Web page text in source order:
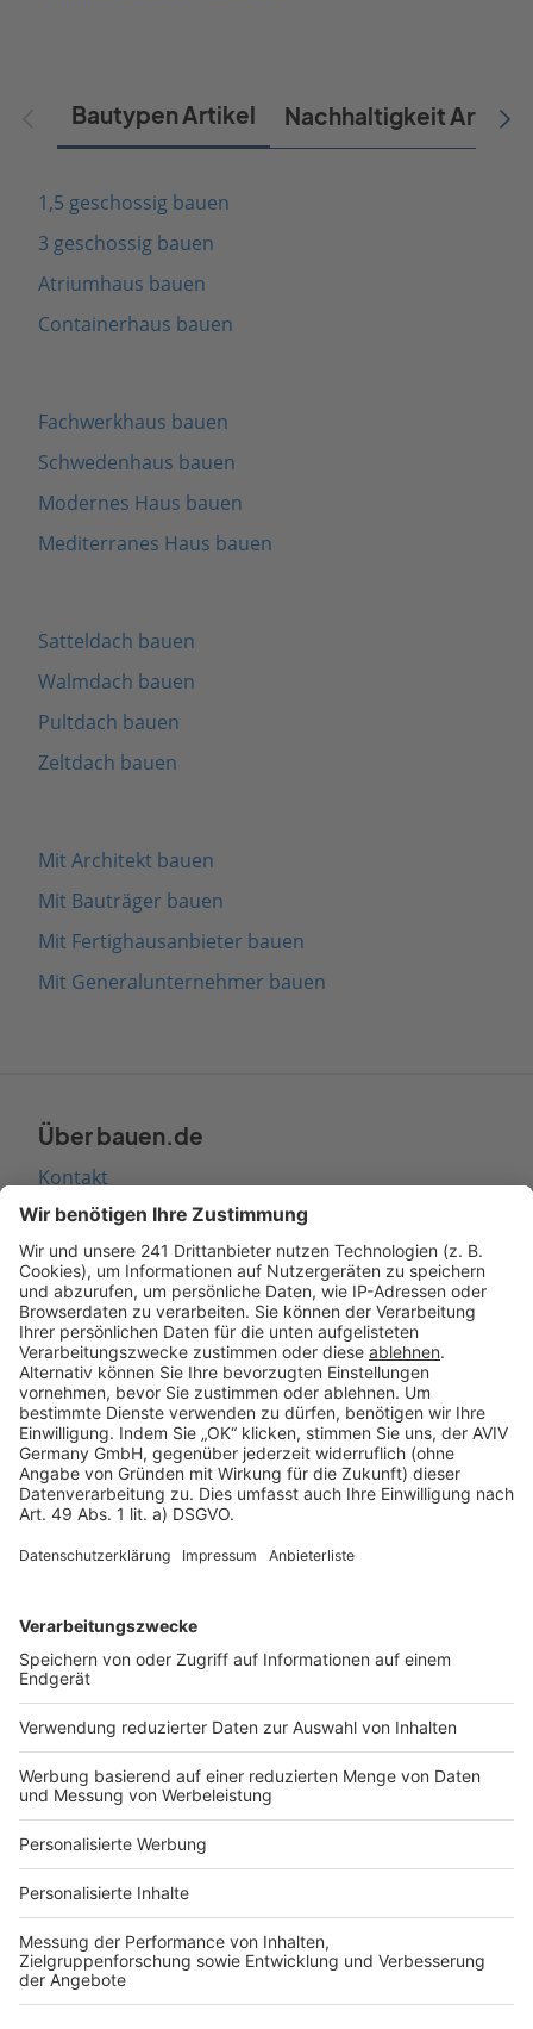
Bautypen Artikel Nachhaltigkeit Artikel
1,5 geschossig bauen
3 geschossig bauen
Atriumhaus bauen
Containerhaus bauen
Fachwerkhaus bauen
Schwedenhaus bauen
Modernes Haus bauen
Mediterranes Haus bauen
Satteldach bauen
Walmdach bauen
Pultdach bauen
Zeltdach bauen
Mit Architekt bauen
Mit Bauträger bauen
Mit Fertighausanbieter bauen
Mit Generalunternehmer bauen
Über bauen.de
Kontakt
Seitenaufbau
Barrierefreiheit
Cookie Einstellungen
Rechtliches
AGB-Übersicht
Datenschutz
Impressum
Services
Bauprojekt-Quiz
Häuser-Suche
Hausanbieter-Suche
Bauprojekt-Profil
Für Unternehmen
Ihre Baufirma auf bauen.de
Kostenloses Infogespräch